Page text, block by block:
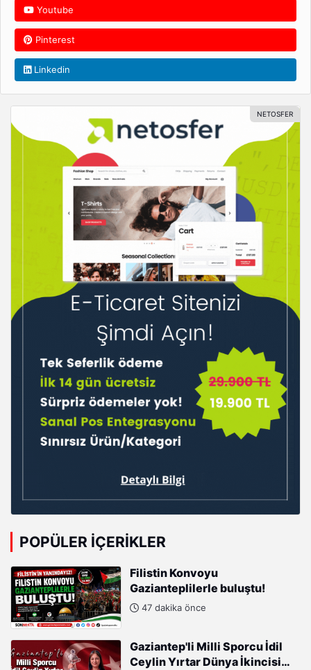
Youtube
Pinterest
Linkedin
POPÜLER İÇERIKLER
Filistin Konvoyu
Gazianteplilerle buluştu!
47 dakika önce
Gaziantep'li Milli Sporcu İdil
Ceylin Yırtar Dünya İkincisi